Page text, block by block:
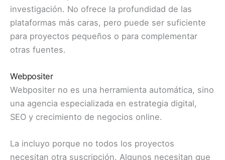
investigación. No ofrece la profundidad de las
plataformas más caras, pero puede ser suficiente
para proyectos pequeños o para complementar
otras fuentes.
Webpositer
Webpositer no es una herramienta automática, sino
una agencia especializada en estrategia digital,
SEO y crecimiento de negocios online.
La incluyo porque no todos los proyectos
necesitan otra suscripción. Algunos necesitan que